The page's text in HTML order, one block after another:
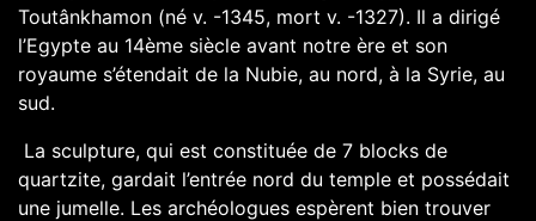
Toutânkhamon (né v. -1345, mort v. -1327). Il a dirigé
l’Egypte au 14ème siècle avant notre ère et son
royaume s’étendait de la Nubie, au nord, à la Syrie, au
sud.
La sculpture, qui est constituée de 7 blocks de
quartzite, gardait l’entrée nord du temple et possédait
une jumelle. Les archéologues espèrent bien trouver